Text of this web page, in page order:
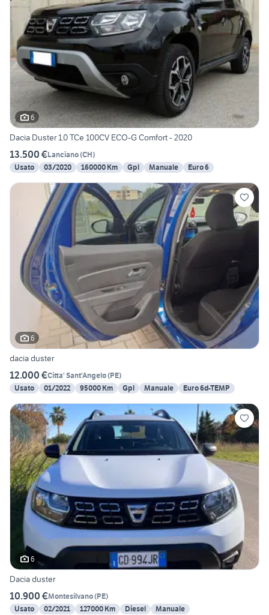
6
Dacia Duster 1.0 TCe 100CV ECO-G Comfort - 2020
13.500 €Lanciano(CH)
Usato
03/2020 160000 Km Gpl Manuale Euro 6
6
dacia duster
12.000 €Citta' Sant'Angelo(PE)
Usato
01/2022 95000 Km Gpl Manuale Euro 6d-TEMP
6
Dacia duster
10.900 €Montesilvano(PE)
Usato
02/2021 127000 Km Diesel Manuale